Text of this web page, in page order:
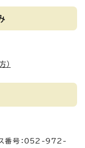
）
番号：052-972-